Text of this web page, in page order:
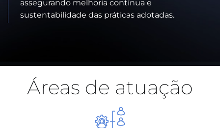
assegurando melhoria contínua e
sustentabilidade das práticas adotadas.
Áreas de atuação